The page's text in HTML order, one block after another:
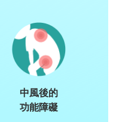
中風後的
功能障礙